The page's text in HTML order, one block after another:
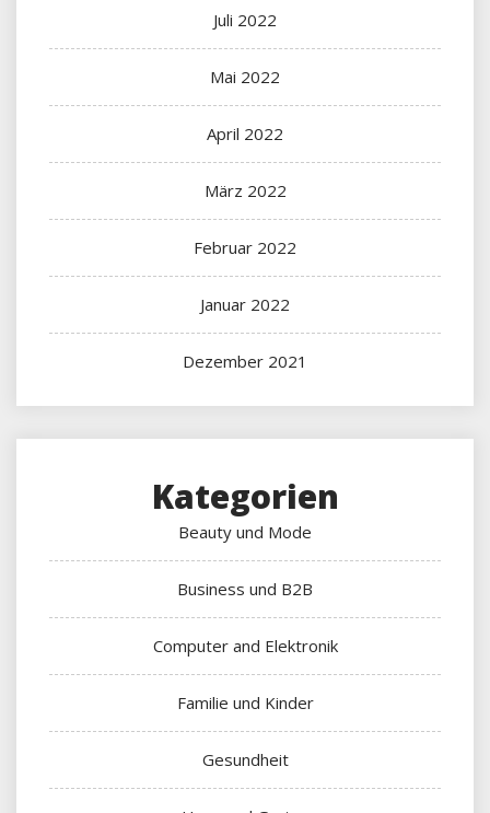
Juli 2022
Mai 2022
April 2022
März 2022
Februar 2022
Januar 2022
Dezember 2021
Kategorien
Beauty und Mode
Business und B2B
Computer and Elektronik
Familie und Kinder
Gesundheit